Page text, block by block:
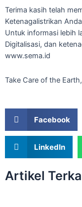
Terima kasih telah
Ketenagalistrikan
Untuk informasi lebih
Digitalisasi, dan
www.sema.id
Take Care of the
Facebook
LinkedIn
Artikel